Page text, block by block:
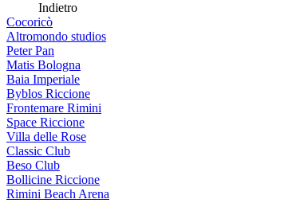
Indietro
Cocoricò
Altromondo studios
Peter Pan
Matis Bologna
Baia Imperiale
Byblos Riccione
Frontemare Rimini
Space Riccione
Villa delle Rose
Classic Club
Beso Club
Bollicine Riccione
Rimini Beach Arena